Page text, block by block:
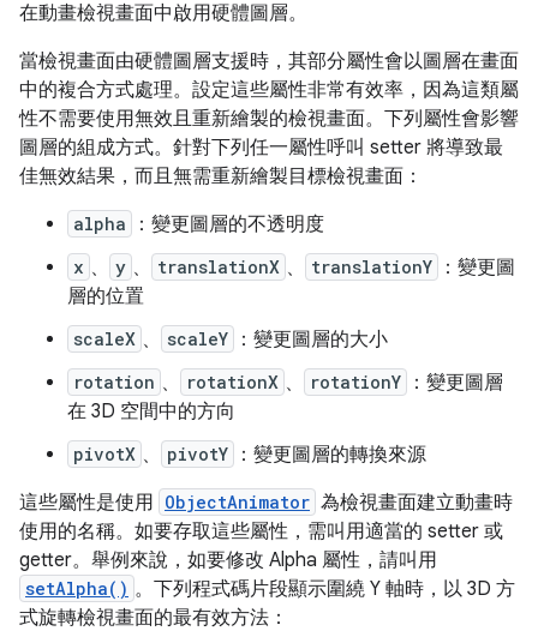
在動畫檢視畫面中啟用硬體圖層。
當檢視畫面由硬體圖層支援時，其部分屬性會以圖層在畫面
中的複合方式處理。設定這些屬性非常有效率，因為這類屬
性不需要使用無效且重新繪製的檢視畫面。下列屬性會影響
圖層的組成方式。針對下列任一屬性呼叫 setter 將導致最
佳無效結果，而且無需重新繪製目標檢視畫面：
alpha ：變更圖層的不透明度
x 、 y 、 translationX 、 translationY
：變更圖
層的位置
scaleX 、 scaleY ：變更圖層的大小
rotation 、 rotationX 、 rotationY
：變更圖層
在 3D 空間中的方向
pivotX 、 pivotY
：變更圖層的轉換來源
這些屬性是使用 ObjectAnimator 為檢視畫面建立動畫時
使用的名稱。如要存取這些屬性，需叫用適當的 setter 或
getter。舉例來說，如要修改 Alpha 屬性，請叫用
setAlpha() 。下列程式碼片段顯示圍繞 Y 軸時，以 3D 方
式旋轉檢視畫面的最有效方法：